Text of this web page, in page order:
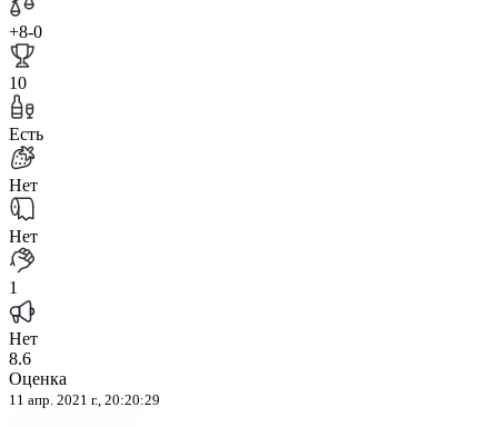
+8-0
10
Есть
Нет
Нет
1
Нет
8.6
Оценка
11 апр. 2021 г., 20:20:29